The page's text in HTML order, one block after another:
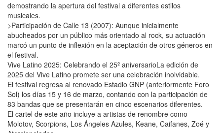
demostrando la apertura del festival a diferentes estilos
musicales.
>Participación de Calle 13 (2007): Aunque inicialmente
abucheados por un público más orientado al rock, su actuación
marcó un punto de inflexión en la aceptación de otros géneros en
el festival.
Vive Latino 2025: Celebrando el 25º aniversarioLa edición de
2025 del Vive Latino promete ser una celebración inolvidable.
El festival regresa al renovado Estadio GNP (anteriormente Foro
Sol) los días 15 y 16 de marzo, contando con la participación de
83 bandas que se presentarán en cinco escenarios diferentes.
El cartel de este año incluye a artistas de renombre como
Molotov, Scorpions, Los Ángeles Azules, Keane, Caifanes, Zoé y